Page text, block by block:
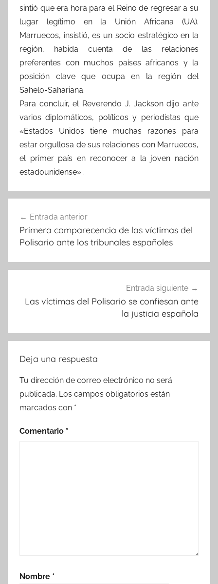
sintió que era hora para el Reino de regresar a su
lugar legítimo en la Unión Africana (UA).
Marruecos, insistió, es un socio estratégico en la
región, habida cuenta de las relaciones
preferentes con muchos países africanos y la
posición clave que ocupa en la región del
Sahelo-Sahariana.
Para concluir, el Reverendo J. Jackson dijo ante
varios diplomáticos, políticos y periodistas que
«Estados Unidos tiene muchas razones para
estar orgullosa de sus relaciones con Marruecos,
el primer país en reconocer a la joven nación
estadounidense» .
de
entradas
Entrada anterior
Primera comparecencia de las víctimas del
Polisario ante los tribunales españoles
Entrada siguiente
Las víctimas del Polisario se confiesan ante
la justicia española
Deja una respuesta
Tu dirección de correo electrónico no será
publicada. Los campos obligatorios están
marcados con *
Comentario *
Nombre *